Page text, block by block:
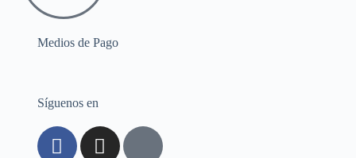
Medios de Pago
Síguenos en